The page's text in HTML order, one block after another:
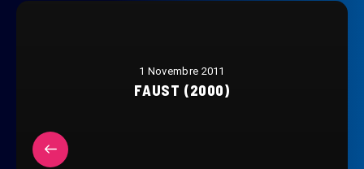
1 Novembre 2011
FAUST (2000)